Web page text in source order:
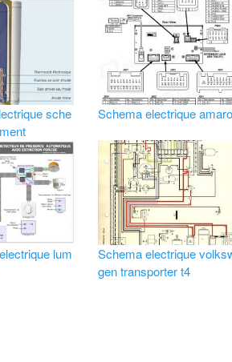
sche
Schema electrique
lum
Schema electrique
gen transporter t4